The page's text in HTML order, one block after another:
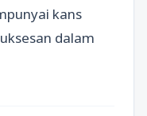
kans
dalam